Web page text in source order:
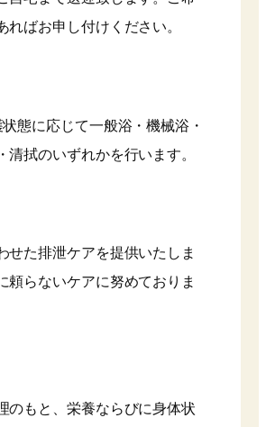
ればお申し付けください。
態に応じて一般浴・機械浴・
清拭のいずれかを行います。
せた排泄ケアを提供いたしま
頼らないケアに努めておりま
のもと、栄養ならびに身体状